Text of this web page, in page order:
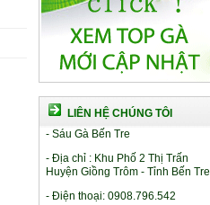
LIÊN HỆ CHÚNG TÔI
- Sáu Gà Bến Tre
- Địa chỉ : Khu Phố 2 Thị Trấn
Huyện Giồng Trôm - Tỉnh Bến Tre
- Điện thoại: 0908.796.542